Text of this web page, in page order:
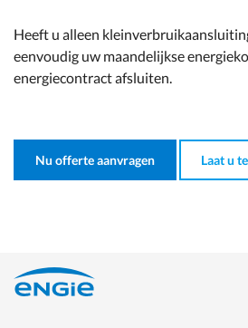
Heeft u alleen
eenvoudig uw maandelijkse
energiecontract afsluiten.
Nu offerte aanvragen Laat u